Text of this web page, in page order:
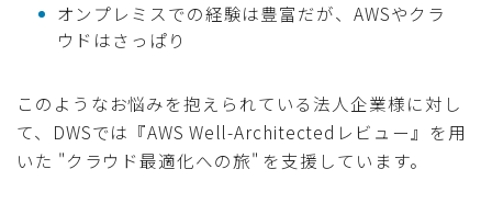
オンプレミスでの経験は豊富だが、AWSやクラ
ウドはさっぱり
このようなお悩みを抱えられている法人企業様に対し
て、DWSでは『AWS Well-Architectedレビュー』を用
いた "クラウド最適化への旅" を支援しています。